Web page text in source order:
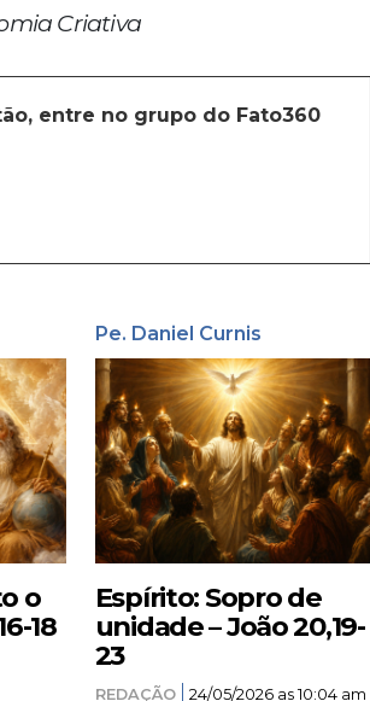
Criativa
entre no grupo do Fato360
o
18
Pe. Daniel Curnis
Espírito: Sopro de
unidade – João 20,19-
23
REDAÇÃO 24/05/2026 as 10:04 am